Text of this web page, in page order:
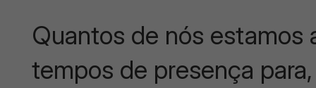
Quantos de nós estamos
tempos de presença